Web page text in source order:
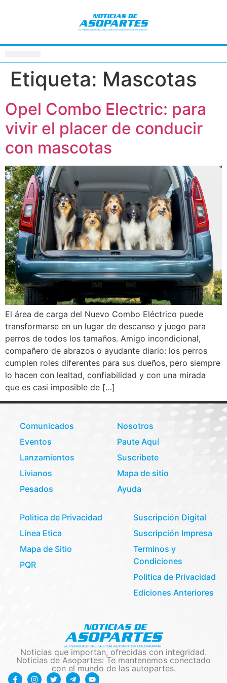
Etiqueta: Mascotas
Opel Combo Electric: para
vivir el placer de conducir
con mascotas
El área de carga del Nuevo Combo Eléctrico puede
transformarse en un lugar de descanso y juego para
perros de todos los tamaños. Amigo incondicional,
compañero de abrazos o ayudante diario: los perros
cumplen roles diferentes para sus dueños, pero siempre
lo hacen con lealtad, confiabilidad y con una mirada
que es casi imposible de […]
Comunicados
Eventos
Lanzamientos
Livianos
Pesados
Nosotros
Paute Aquí
Suscribete
Mapa de sitio
Ayuda
Politica de Privacidad
Línea Etica
Mapa de Sitio
PQR
Suscripción Digital
Suscripción Impresa
Terminos y
Condiciones
Politica de Privacidad
Ediciones Anteriores
Noticias que importan, ofrecidas con integridad.
Noticias de Asopartes: Te mantenemos conectado
con el mundo de las autopartes.